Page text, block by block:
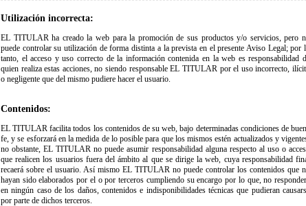
Utilización incorrecta:
EL TITULAR ha creado la web para la promoción de sus productos y/o servicios, pero
puede controlar su utilización de forma distinta a la prevista en el presente Aviso Legal; por
tanto, el acceso y uso correcto de la información contenida en la web es responsabilidad
quien realiza estas acciones, no siendo responsable EL TITULAR por el uso incorrecto,
o negligente que del mismo pudiere hacer el usuario.
Contenidos:
EL TITULAR facilita todos los contenidos de su web, bajo determinadas condiciones de
fe, y se esforzará en la medida de lo posible para que los mismos estén actualizados y
no obstante, EL TITULAR no puede asumir responsabilidad alguna respecto al uso o
que realicen los usuarios fuera del ámbito al que se dirige la web, cuya responsabilidad
recaerá sobre el usuario. Así mismo EL TITULAR no puede controlar los contenidos que
hayan sido elaborados por el o por terceros cumpliendo su encargo por lo que, no
en ningún caso de los daños, contenidos e indisponibilidades técnicas que pudieran
por parte de dichos terceros.